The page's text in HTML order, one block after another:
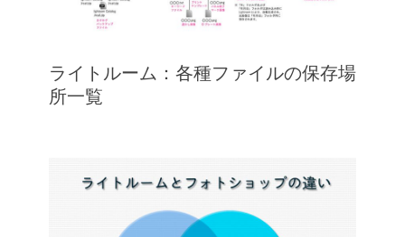
ライトルーム：各種ファイルの保存場
所一覧